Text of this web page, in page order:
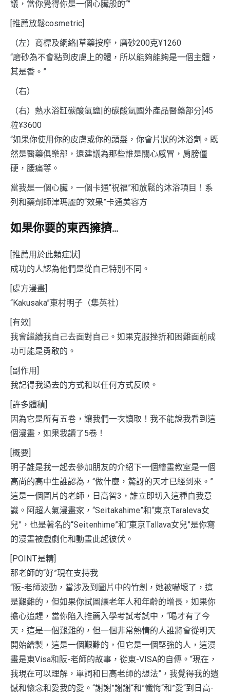
議，當你覺得你是一個心臟般的“”
[推薦放鬆cosmetric]
（左）商標及網絡|草藥按摩，磨砂200克¥1260
“磨砂為不會粘到皮膚上的體，所以能夠能夠是一個主體，
其是香。”
（右）
（右）熱水浴缸碳酸氫鹽|的碳酸氫國外產品醫藥部分]45
粒¥3600
“如果你使用你的皮膚或你的頭髮，你會片狀的沐浴劑。既
然是醫藥俱樂部，還建議為那些誰是關心感冒，肩膀僵
硬，腰痛等。
當我是一個心臟，一個卡通“祝福”和放鬆的沐浴項目！系
列和藥劑師津瑪麗的“效果”卡通美容方
如果你要的東西擁擠…
[推薦用於此類症狀]
成功的人認為他們是從自己特別不同。
[處方漫畫]
“Kakusaka”東村明子（集英社）
[有效]
我會繼續我自己去面對自己。如果克服挫折和困難面前成
功可能是勇敢的。
[副作用]
我記得我過去的方式和以任何方式反映。
[許多體積]
因為它是所有五卷，讓我們一次讀取！我不能說我看到這
個漫畫，如果我讀了5卷！
[概要]
明子誰是我一起去參加朋友的介紹下一個繪畫教室是一個
高尚的高中生誰認為，“做什麼，驚訝的天才已經到來。”
這是一個圖片的老師，日高智3，誰立即切入這種自我意
識。阿超人氣漫畫家，“Seitakahime”和“東京Taraleva女
兒”，也是著名的“Seitenhime”和“東京Tallava女兒”是你寫
的漫畫被戲劇化和動畫此起彼伏。
[POINT是精]
那老師的“好”現在支持我
“阪-老師波動，當涉及到圖片中的竹劍，她被嚇壞了，這
是艱難的，但如果你試圖讓老年人和年齡的增長，如果你
擔心追趕，當你陷入推薦入學考試考試中，“喝才有了今
天，這是一個艱難的，但一個非常熱情的人誰將會從明天
開始繪製，這是一個艱難的，但它是一個堅強的人，這漫
畫是東Visa和阪-老師的故事，從東-VISA的自傳。“現在，
我現在可以理解，單詞和日高老師的想法”，我覺得我的遺
憾和懷念和愛我的愛。“謝謝”謝謝“和”懺悔“和”愛“到日高-